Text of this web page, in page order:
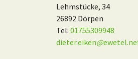
Lehmstücke, 34
26892 Dörpen
Tel: 01755309948
dieter.eiken@